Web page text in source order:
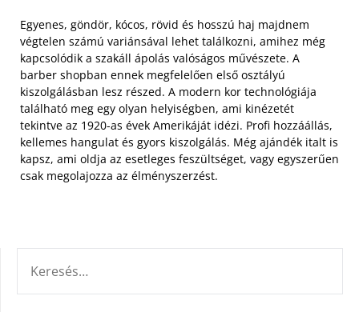
Egyenes, göndör, kócos, rövid és hosszú haj majdnem
végtelen számú variánsával lehet találkozni, amihez még
kapcsolódik a szakáll ápolás valóságos művészete. A
barber shopban ennek megfelelően első osztályú
kiszolgálásban lesz részed. A modern kor technológiája
található meg egy olyan helyiségben, ami kinézetét
tekintve az 1920-as évek Amerikáját idézi. Profi hozzáállás,
kellemes hangulat és gyors kiszolgálás. Még ajándék italt is
kapsz, ami oldja az esetleges feszültséget, vagy egyszerűen
csak megolajozza az élményszerzést.